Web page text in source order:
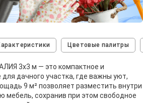
Цветовые палитры
3х3 м — это компактное и
дачного участка, где важны уют,
9 м² позволяет разместить внутри
мебель, сохранив при этом свободное